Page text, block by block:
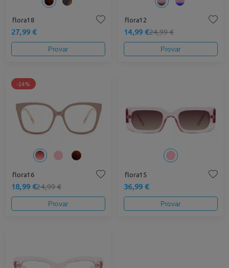
flora18
27,99 €
Provar
flora12
14,99 €24,99 €
Provar
-24%
flora16
18,99 €24,99 €
Provar
flora15
36,99 €
Provar